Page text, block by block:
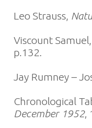
Leo Strauss,
Viscount Samuel,
p.132.
Jay Rumney –
Chronological
December 1952,